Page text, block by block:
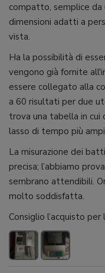
compatto, semplice da
dimensioni adatti a
vista.
Ha la possibilità di
vengono già fornite
essere collegato alla
a 60 risultati per due
trova una tabella in cui
lasso di tempo più
La misurazione dei
precisa; l’abbiamo
sembrano attendibili.
molto soddisfatta.
Consiglio l’acquisto